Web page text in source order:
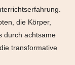
die Körper,
durch achtsame
transformative